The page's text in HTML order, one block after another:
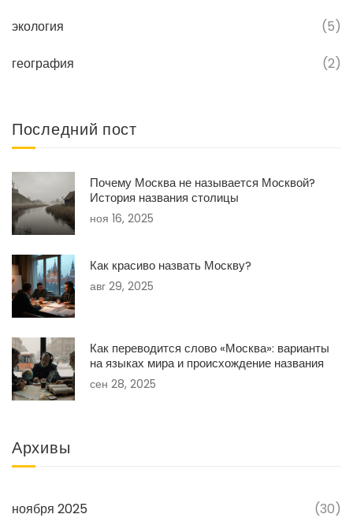
экология (5)
география (2)
Последний пост
Почему Москва не называется Москвой?
История названия столицы
ноя 16, 2025
Как красиво назвать Москву?
авг 29, 2025
Как переводится слово «Москва»: варианты
на языках мира и происхождение названия
сен 28, 2025
Архивы
ноября 2025 (30)